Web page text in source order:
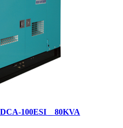
100ESI _ 80KVA